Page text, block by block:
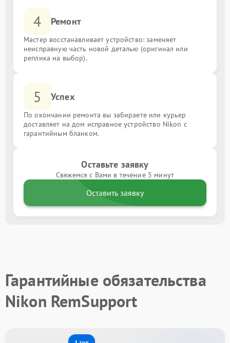
4 Ремонт
Мастер восстанавливает устройство: заменяет
неисправную часть новой деталью (оригинал или
реплика на выбор).
5 Успех
По окончании ремонта вы забираете или курьер
доставляет на дом исправное устройство Nikon с
гарантийным бланком.
Оставьте заявку
Свяжемся с Вами в течение 5 минут
Оставить заявку
Гарантийные обязательства
Nikon RemSupport